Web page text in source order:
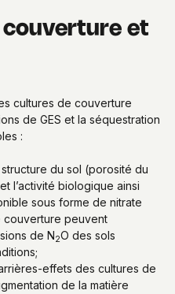
couverture et
cultures de couverture
de GES et la séquestration
:
du sol (porosité du
l’activité biologique ainsi
sous forme de nitrate
couverture peuvent
de N2O des sols
effets des cultures de
de la matière